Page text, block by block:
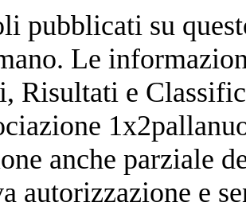
pubblicati su
Le
Risultati e
anche parziale
autorizzazione e